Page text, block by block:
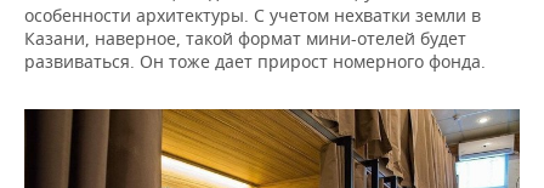
особенности архитектуры. С учетом нехватки земли в
Казани, наверное, такой формат мини-отелей будет
развиваться. Он тоже дает прирост номерного фонда.